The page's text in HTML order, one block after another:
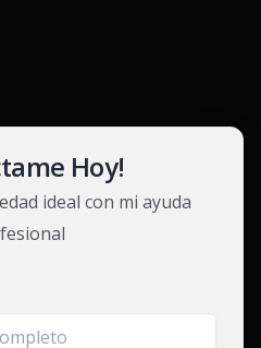
Hoy!
ideal con mi ayuda